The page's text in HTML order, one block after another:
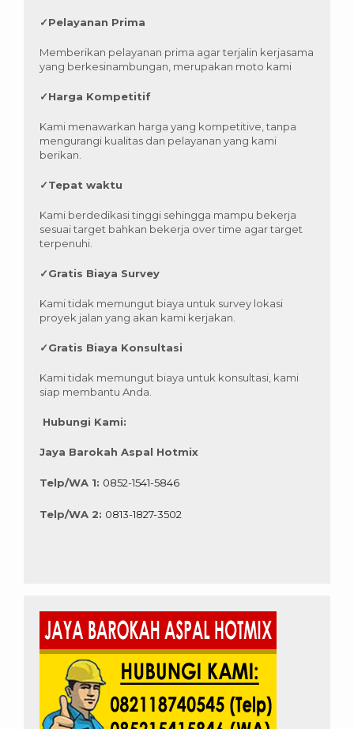
✓Pelayanan Prima
Memberikan pelayanan prima agar terjalin kerjasama
yang berkesinambungan, merupakan moto kami
✓Harga Kompetitif
Kami menawarkan harga yang kompetitive, tanpa
mengurangi kualitas dan pelayanan yang kami
berikan.
✓Tepat waktu
Kami berdedikasi tinggi sehingga mampu bekerja
sesuai target bahkan bekerja over time agar target
terpenuhi.
✓Gratis Biaya Survey
Kami tidak memungut biaya untuk survey lokasi
proyek jalan yang akan kami kerjakan.
✓Gratis Biaya Konsultasi
Kami tidak memungut biaya untuk konsultasi, kami
siap membantu Anda.
Hubungi Kami:
Jaya Barokah Aspal Hotmix
Telp/WA 1: 0852-1541-5846
Telp/WA 2: 0813-1827-3502